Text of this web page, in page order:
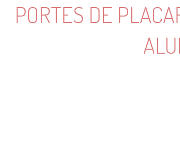
PORTES DE